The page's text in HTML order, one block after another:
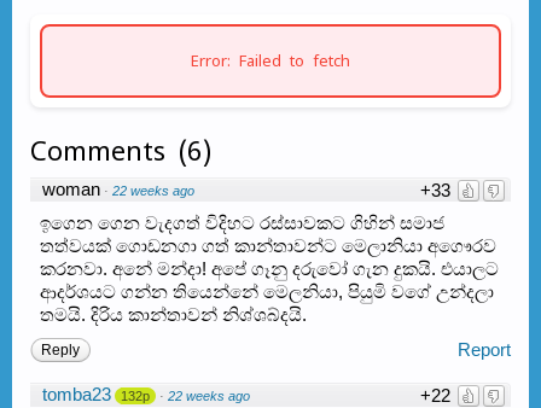
Error: Failed to fetch
Comments (6)
+33
woman · 22 weeks ago
ඉගෙන ගෙන වැදගත් විදිහට රස්සාවකට ගිහින් සමාජ
තත්වයක් ගොඩනගා ගත් කාන්තාවන්ට මෙලානියා අගෞරව
කරනවා. අනේ මන්දා! අපේ ගෑනු දරුවෝ ගැන දුකයි. එයාලට
ආදර්ශයට ගන්න තියෙන්නේ මෙලනියා, පියුමි වගේ උන්දලා
තමයි. දිරිය කාන්තාවන් නිශ්ශබ්දයි.
Report
Reply
+22
tomba23 132p · 22 weeks ago